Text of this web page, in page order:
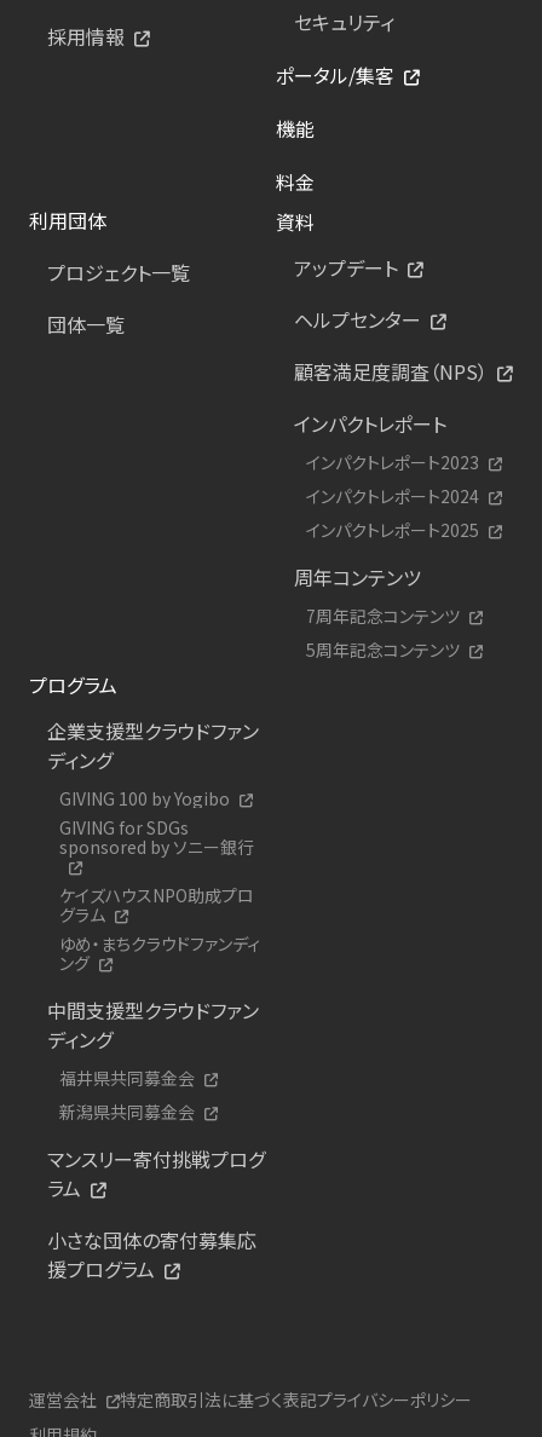
採用情報
セキュリティ
ポータル/集客
機能
料金
利用団体
プロジェクト一覧
団体一覧
資料
アップデート
ヘルプセンター
顧客満足度調査（NPS）
インパクトレポート
インパクトレポート2023
インパクトレポート2024
インパクトレポート2025
周年コンテンツ
7周年記念コンテンツ
5周年記念コンテンツ
プログラム
企業支援型クラウドファン
ディング
GIVING 100 by Yogibo
GIVING for SDGs
sponsored by ソニー銀行
ケイズハウスNPO助成プロ
グラム
ゆめ・まちクラウドファンディ
ング
中間支援型クラウドファン
ディング
福井県共同募金会
新潟県共同募金会
マンスリー寄付挑戦プログ
ラム
小さな団体の寄付募集応
援プログラム
運営会社 特定商取引法に基づく表記プライバシーポリシー